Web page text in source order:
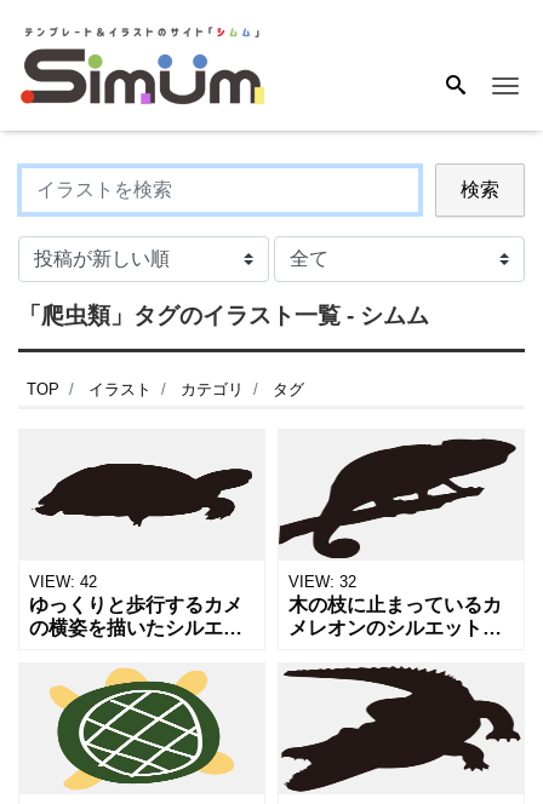
検索
「爬虫類」タグのイラスト一覧 - シムム
TOP イラスト カテゴリ タグ
VIEW: 42
ゆっくりと歩行するカメ
の横姿を描いたシルエッ
耐、着実な歩み、あるい
はペットや爬虫類を象徴
するアイコンとして機能
します。教育関連の資
料、環境保
VIEW: 32
木の枝に止まっているカ
メレオンのシルエットイ
いた尻尾や独特の頭の
形、枝を掴む足の様子が
細かく表現されていま
す。爬虫類、変化、適
応、環境、ジ